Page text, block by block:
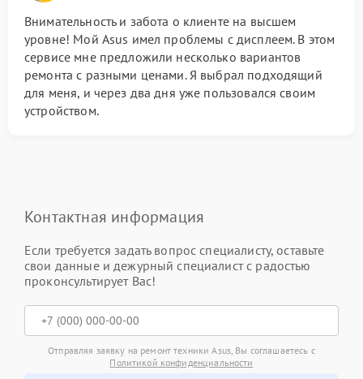
Внимательность и забота о клиенте на высшем
уровне! Мой Asus имел проблемы с дисплеем. В этом
сервисе мне предложили несколько вариантов
ремонта с разными ценами. Я выбрал подходящий
для меня, и через два дня уже пользовался своим
устройством.
Контактная информация
Если требуется задать вопрос специалисту, оставьте
свои данные и дежурный специалист с радостью
проконсультирует Вас!
Отправляя заявку на ремонт техники Asus, Вы соглашаетесь с
Политикой конфиденциальности